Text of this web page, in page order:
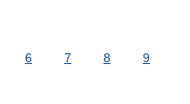
6 7 8
9